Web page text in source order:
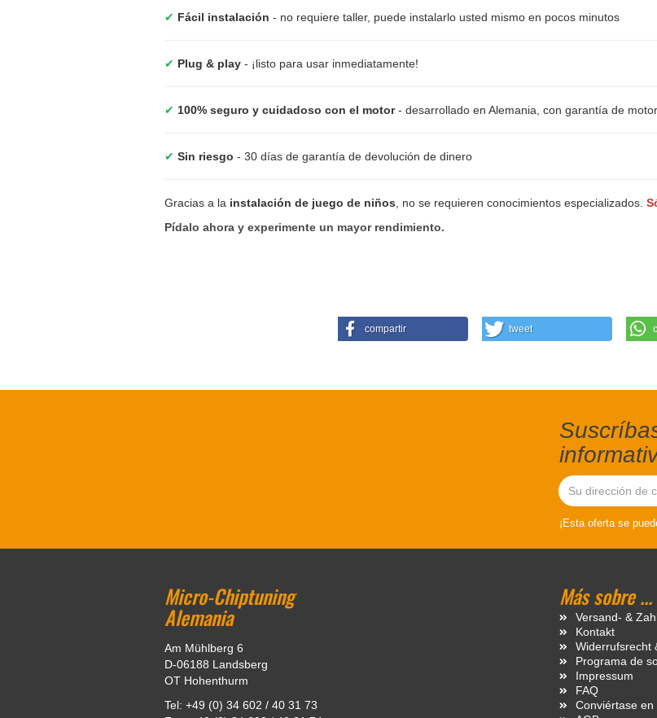
✔ Fácil instalación - no requiere taller, puede instalarlo usted mismo en pocos minutos
✔ Plug & play - ¡listo para usar inmediatamente!
✔ 100% seguro y cuidadoso con el motor- desarrollado en Alemania, con garantía de motor
✔ Sin riesgo - 30 días de garantía de devolución de dinero
Gracias a la instalación de juego de niños , no se requieren conocimientos especializados.
Pídalo ahora y experimente un mayor rendimiento.
compartir tweet
¡Esta oferta se
Micro-Chiptuning
Alemania
Am Mühlberg 6
D-06188 Landsberg
OT Hohenthurm
Tel: +49 (0) 34 602 / 40 31 73
Más sobre ...
Versand- &
Kontakt
Widerrufsrecht
Programa de
Impressum
FAQ
Conviértase